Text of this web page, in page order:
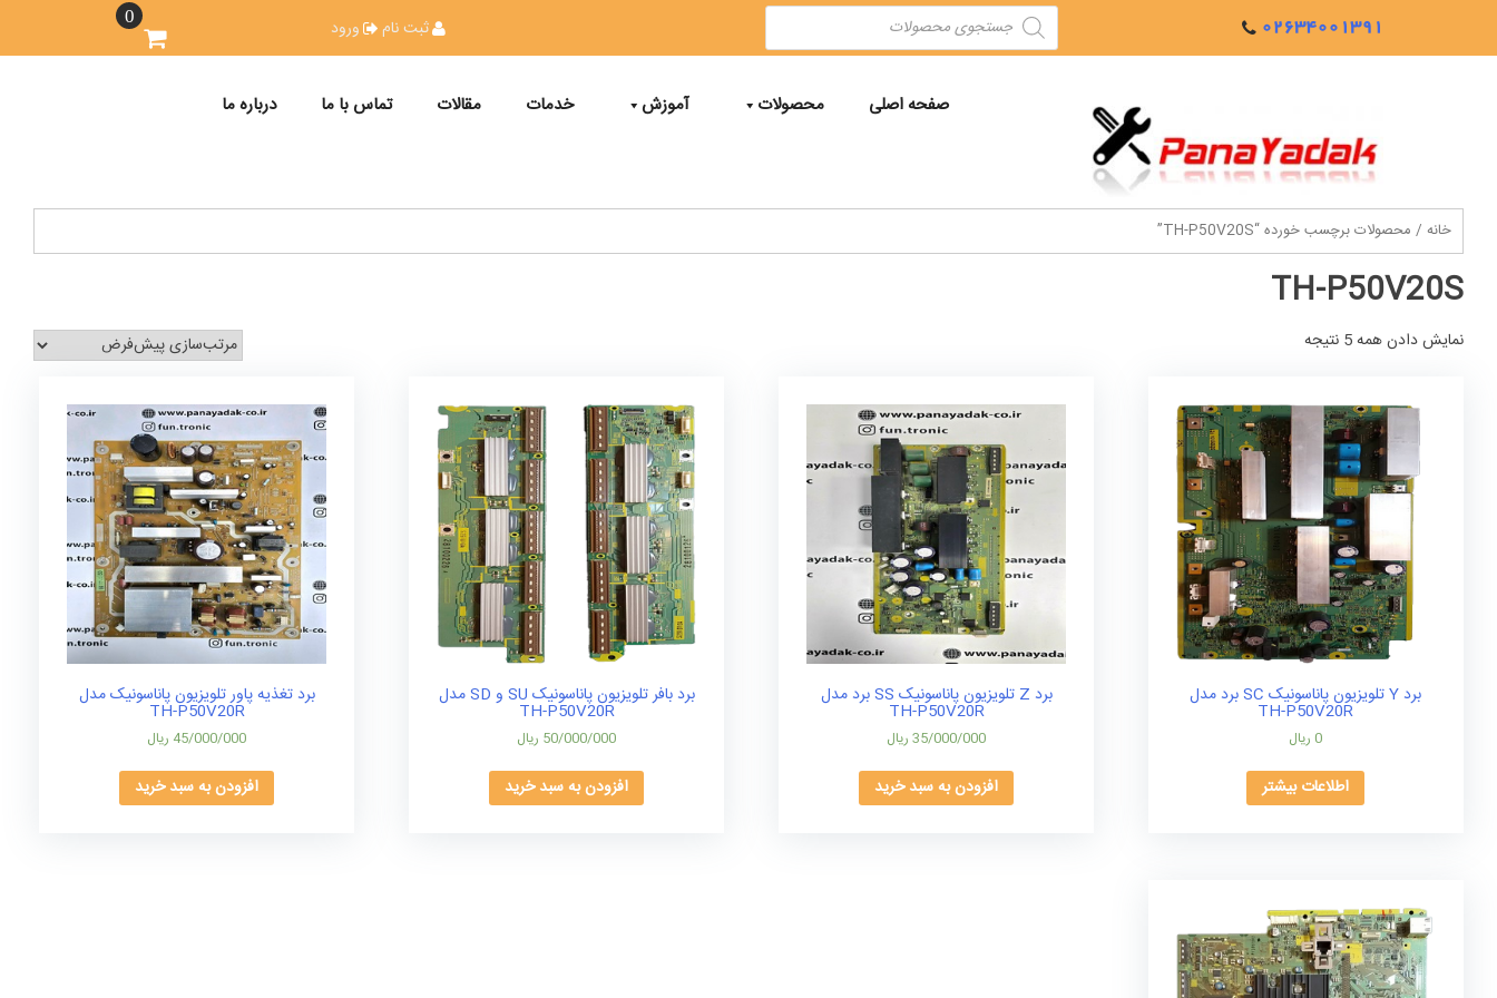
content
0 ثبت نام ورود
Products
search 02634001391
صفحه اصلی محصولات آموزش خدمات مقالات تماس با ما درباره ما
خانه / محصولات برچسب خورده “TH-P50V20S”
TH-P50V20S
نمایش دادن همه 5 نتیجه
برد Y تلویزیون پاناسونیک SC برد مدل
TH-P50V20R
0 ریال
اطلاعات بیشتر
برد Z تلویزیون پاناسونیک SS برد مدل
TH-P50V20R
35/000/000 ریال
افزودن به سبد خرید
برد بافر تلویزیون پاناسونیک SU و SD مدل
TH-P50V20R
50/000/000 ریال
افزودن به سبد خرید
برد تغذیه پاور تلویزیون پاناسونیک مدل
TH-P50V20R
45/000/000 ریال
افزودن به سبد خرید